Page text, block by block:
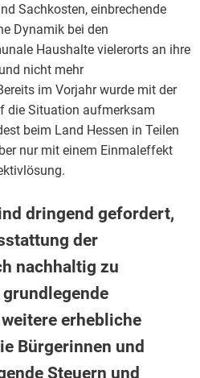
Sachkosten, einbrechende
Dynamik bei den
Haushalte vielerorts an ihre
nicht mehr
im Vorjahr wurde mit der
die Situation aufmerksam
beim Land Hessen in Teilen
nur mit einem Einmaleffekt
dringend gefordert,
der
nachhaltig zu
erhebliche
Bürgerinnen und
Steuern und